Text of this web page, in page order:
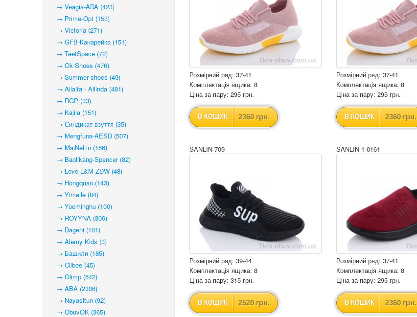
→ Veagia-ADA (423)
→ Prime-Opt (153)
→ Victoria (271)
→ GFB-Канарейка (151)
→ TeetSpace (72)
→ Ok Shoes (476)
→ Summer shoes (49)
→ Ailaifa - Ailinda (481)
→ RGP (33)
→ Kajila (151)
→ Синдикат взуття (35)
→ Mengfuna-AESD (507)
→ MaiNeLin (166)
→ Baolikang-Spencer (82)
→ Love-L&M-ZDW (48)
→ Hongquan (143)
→ Yimeile (84)
→ Yueminghu (100)
→ ROYYNA (306)
→ Dageni (101)
→ Alemy Kids (3)
→ Башили (185)
→ Clibee (45)
→ Olimp (542)
→ ABA (2306)
→ Nayasitun (92)
→ ObuvOK (365)
Розмірний ряд: 37-41
Комплектація ящика: 8
Ціна за пару: 295 грн.
В КОШИК 2360 грн.
Розмірний ряд: 37-41
Комплектація ящика: 8
Ціна за пару: 295 грн.
В КОШИК 2360 грн.
SANLIN 709
Розмірний ряд: 39-44
Комплектація ящика: 8
Ціна за пару: 315 грн.
В КОШИК 2520 грн.
SANLIN 1-0161
Розмірний ряд: 37-41
Комплектація ящика: 8
Ціна за пару: 295 грн.
В КОШИК 2360 грн.